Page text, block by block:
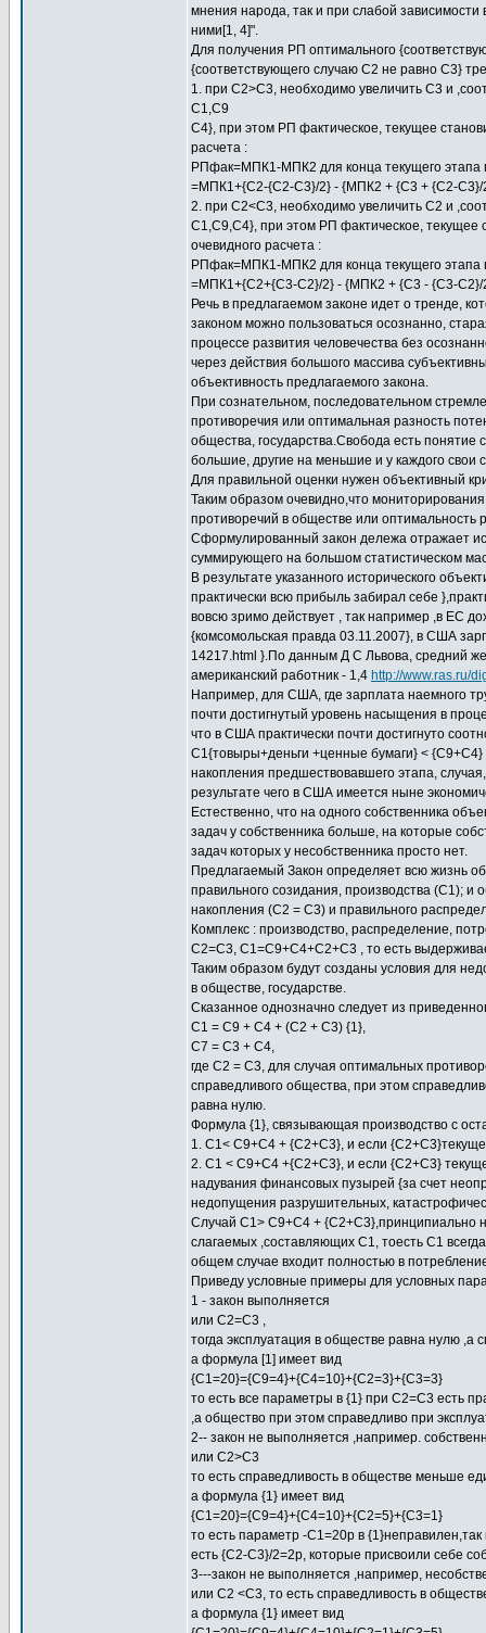
мнения народа, так и при слабой зависимости
ними[1, 4]".
Для получения РП оптимального
{соответствующего случаю С2 не равно С3}
1. при С2>С3, необходимо увеличить С3 и
С1,С9
С4}, при этом РП фактическое, текущее
расчета :
РПфак=МПК1-МПК2 для конца текущего этапа
=МПК1+{С2-{C2-C3}/2} - {МПК2 + {С3 + {С2-
2. при С2<С3, необходимо увеличить С2 и
С1,С9,С4}, при этом РП фактическое,
очевидного расчета :
РПфак=МПК1-МПК2 для конца текущего этапа
=МПК1+{С2+{C3-C2}/2} - {МПК2 + {С3 - {С3-
Речь в предлагаемом законе идет о тренде,
законом можно пользоваться осознанно,
процессе развития человечества без
через действия большого массива
объективность предлагаемого закона.
При сознательном, последовательном
противоречия или оптимальная разность
общества, государства.Свобода есть понятие
большие, другие на меньшие и у каждого
Для правильной оценки нужен объективный
Таким образом очевидно,что
противоречий в обществе или оптимальность
Сформулированный закон дележа отражает
суммирующего на большом статистическом
В результате указанного исторического
практически всю прибыль забирал себе
вовсю зримо действует , так например ,в ЕС
{комсомольская правда 03.11.2007}, в США
14217.html }.По данным Д С Львова, средний
американский работник - 1,4 http://www.ras.ru/
Например, для США, где зарплата наемного
почти достигнутый уровень насыщения в
что в США практически почти достигнуто
C1{товыры+деньги +ценные бумаги} <
накопления предшествовавшего этапа,
результате чего в США имеется ныне
Естественно, что на одного собственника
задач у собственника больше, на которые
задач которых у несобственника просто нет.
Предлагаемый Закон определяет всю жизнь
правильного созидания, производства (C1); и
накопления (С2 = С3) и правильного
Комплекс : производство, распределение,
С2=С3, С1=С9+С4+С2+С3 , то есть
Таким образом будут созданы условия для
в обществе, государстве.
Сказанное однозначно следует из
С1 = С9 + С4 + (С2 + С3) {1},
С7 = С3 + С4,
где С2 = С3, для случая оптимальных
справедливого общества, при этом
равна нулю.
Формула {1}, связывающая производство с
1. С1< C9+C4 + {С2+С3}, и если
2. С1 < С9+С4 +{С2+C3}, и если {С2+С3}
надувания финансовых пузырей {за счет
недопущения разрушительных,
Cлучай С1> C9+C4 + {С2+С3},принципиально
слагаемых ,составляющих С1, тоесть С1
общем случае входит полностью в
Приведу условные примеры для условных
1 - закон выполняется
или С2=С3 ,
тогда эксплуатация в обществе равна нулю
а формула [1] имеет вид
{C1=20}={C9=4}+{C4=10}+{C2=3}+{C3=3}
то есть все параметры в {1} при С2=С3 есть
,а общество при этом справедливо при
2-- закон не выполняется ,например.
или С2>C3
то есть справедливость в обществе меньше
а формула {1} имеет вид
{С1=20}={С9=4}+{С4=10}+{С2=5}+{С3=1}
то есть параметр -С1=20р в
есть {С2-С3}/2=2р, которые присвоили себе
3---закон не выполняется ,например,
или С2 <С3, то есть справедливость в
а формула {1} имеет вид